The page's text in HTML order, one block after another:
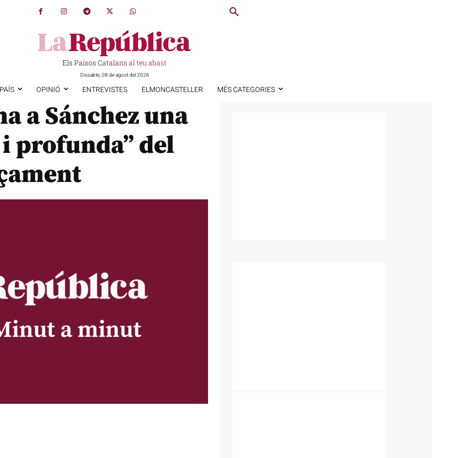
Els Països Catalans al teu abast
Dissabte, 08 de agost del 2026
OPINIÓ ENTREVISTES ELMONCASTELLER MÉS CATEGORIES
a Sánchez una
profunda” del